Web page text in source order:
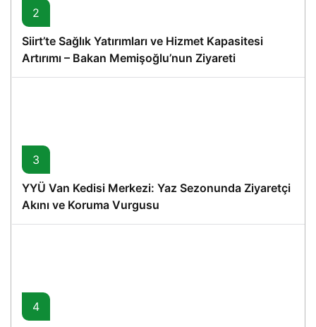
2
Siirt’te Sağlık Yatırımları ve Hizmet Kapasitesi
Artırımı – Bakan Memişoğlu’nun Ziyareti
3
YYÜ Van Kedisi Merkezi: Yaz Sezonunda Ziyaretçi
Akını ve Koruma Vurgusu
4